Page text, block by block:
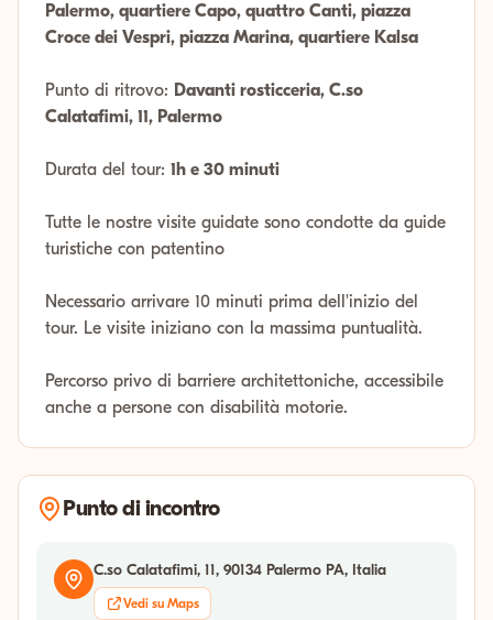
Palermo, quartiere Capo, quattro Canti, piazza
Croce dei Vespri, piazza Marina, quartiere Kalsa
Punto di ritrovo: Davanti rosticceria, C.so
Calatafimi, 11, Palermo
Durata del tour: 1h e 30 minuti
Tutte le nostre visite guidate sono condotte da guide
turistiche con patentino
Necessario arrivare 10 minuti prima dell'inizio del
tour. Le visite iniziano con la massima puntualità.
Percorso privo di barriere architettoniche, accessibile
anche a persone con disabilità motorie.
Punto di incontro
C.so Calatafimi, 11, 90134 Palermo PA, Italia
Vedi su Maps